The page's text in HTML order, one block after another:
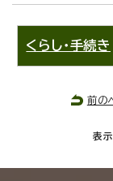
くらし・手続き
前の
表示